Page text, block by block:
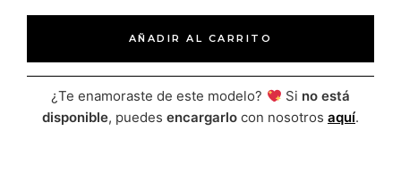
AÑADIR AL CARRITO
¿Te enamoraste de este modelo? Si no está
disponible, puedes encargarlo con nosotros aquí.